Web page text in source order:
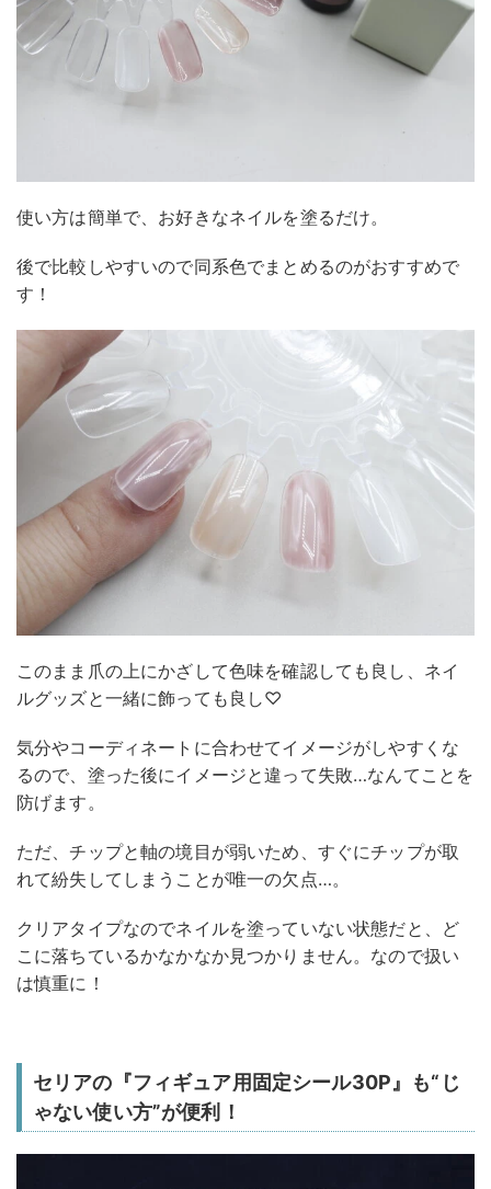
使い方は簡単で、お好きなネイルを塗るだけ。
後で比較しやすいので同系色でまとめるのがおすすめで
す！
このまま爪の上にかざして色味を確認しても良し、ネイ
ルグッズと一緒に飾っても良し♡
気分やコーディネートに合わせてイメージがしやすくな
るので、塗った後にイメージと違って失敗…なんてことを
防げます。
ただ、チップと軸の境目が弱いため、すぐにチップが取
れて紛失してしまうことが唯一の欠点…。
クリアタイプなのでネイルを塗っていない状態だと、ど
こに落ちているかなかなか見つかりません。なので扱い
は慎重に！
セリアの『フィギュア用固定シール30P』も“じ
ゃない使い方”が便利！